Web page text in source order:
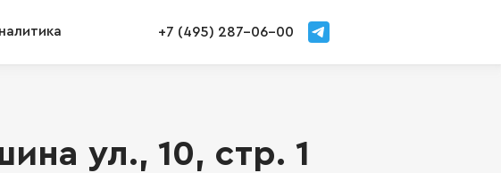
+7 (495) 287-06-00
ул., 10, стр. 1